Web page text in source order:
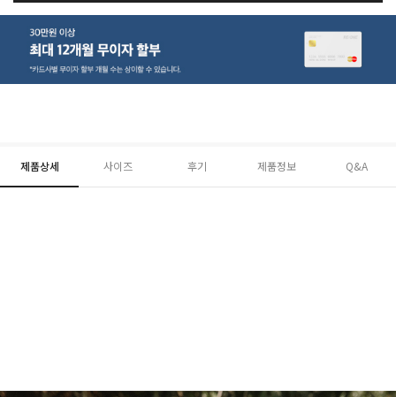
제품상세 사이즈 후기 제품정보 Q&A